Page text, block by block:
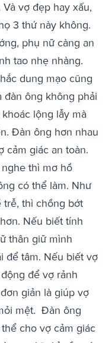
vợ đẹp hay xấu,
3 thứ này không.
phụ nữ càng an
tao nhẹ nhàng.
dung mạo cũng
đàn ông không phải
lộng lẫy mà
Đàn ông hơn nhau
cảm giác an toàn.
thì mơ hồ
có thể làm. Như
trễ, thì chồng bớt
Nếu biết tính
thân giữ mình
để tâm. Nếu biết vợ
để vợ rảnh
giản là giúp vợ
mệt. Đàn ông
cho vợ cảm giác